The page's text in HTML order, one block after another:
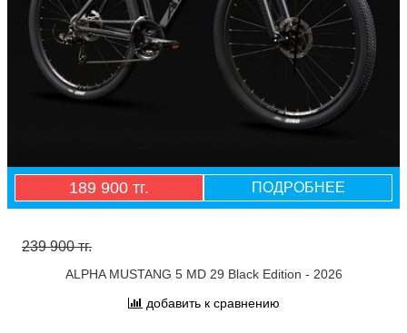
189 900 тг. ПОДРОБНЕЕ
239 900 тг.
ALPHA MUSTANG 5 MD 29 Black Edition - 2026
добавить к сравнению